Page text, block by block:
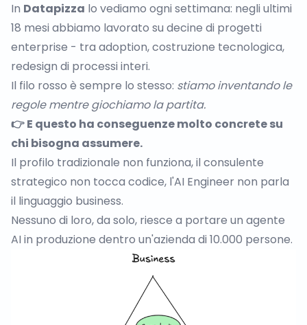
In Datapizza lo vediamo ogni settimana: negli ultimi
18 mesi abbiamo lavorato su decine di progetti
enterprise - tra adoption, costruzione tecnologica,
redesign di processi interi.
Il filo rosso è sempre lo stesso: stiamo inventando le
regole mentre giochiamo la partita.
👉 E questo ha conseguenze molto concrete su
chi bisogna assumere.
Il profilo tradizionale non funziona, il consulente
strategico non tocca codice, l'AI Engineer non parla
il linguaggio business.
Nessuno di loro, da solo, riesce a portare un agente
AI in produzione dentro un'azienda di 10.000 persone.